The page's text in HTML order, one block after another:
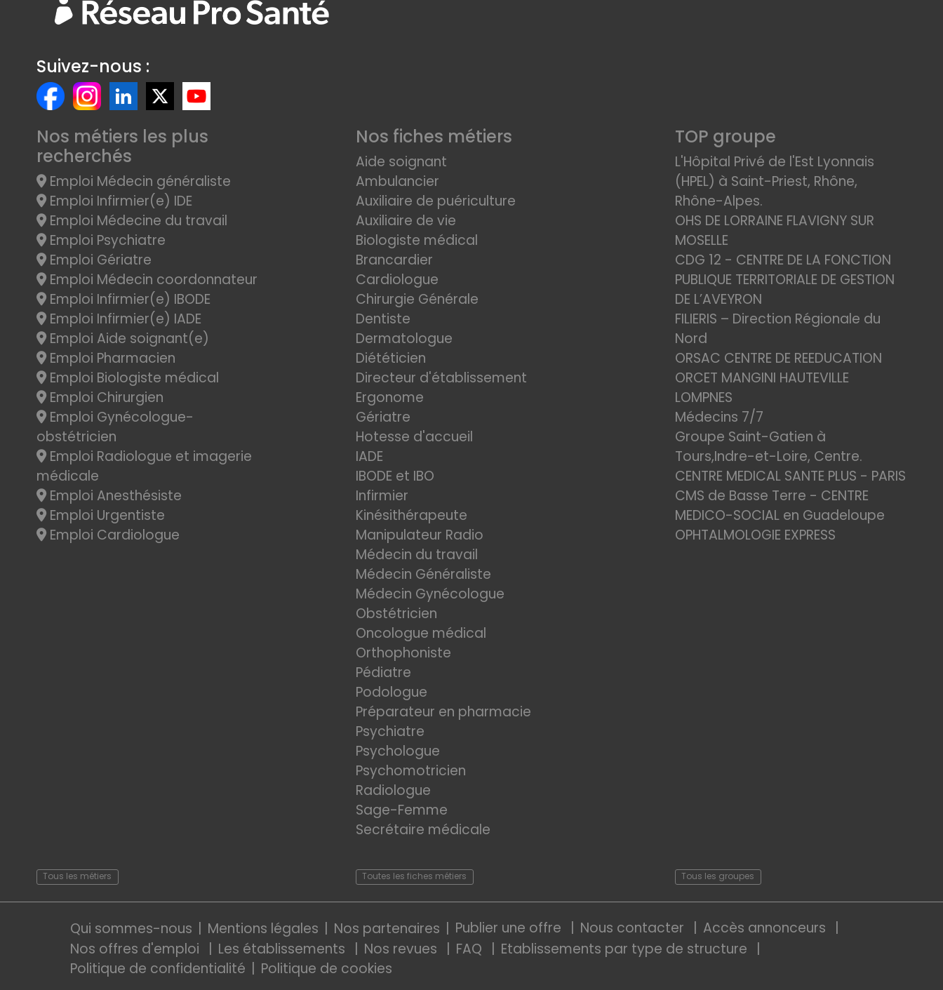
Suivez-nous :
Nos métiers les plus
recherchés
Emploi Médecin généraliste
Emploi Infirmier(e) IDE
Emploi Médecine du travail
Emploi Psychiatre
Emploi Gériatre
Emploi Médecin coordonnateur
Emploi Infirmier(e) IBODE
Emploi Infirmier(e) IADE
Emploi Aide soignant(e)
Emploi Pharmacien
Emploi Biologiste médical
Emploi Chirurgien
Emploi Gynécologue-
obstétricien
Emploi Radiologue et imagerie
médicale
Emploi Anesthésiste
Emploi Urgentiste
Emploi Cardiologue
Tous les métiers
Nos fiches métiers
Aide soignant
Ambulancier
Auxiliaire de puériculture
Auxiliaire de vie
Biologiste médical
Brancardier
Cardiologue
Chirurgie Générale
Dentiste
Dermatologue
Diététicien
Directeur d'établissement
Ergonome
Gériatre
Hotesse d'accueil
IADE
IBODE et IBO
Infirmier
Kinésithérapeute
Manipulateur Radio
Médecin du travail
Médecin Généraliste
Médecin Gynécologue
Obstétricien
Oncologue médical
Orthophoniste
Pédiatre
Podologue
Préparateur en pharmacie
Psychiatre
Psychologue
Psychomotricien
Radiologue
Sage-Femme
Secrétaire médicale
Toutes les fiches métiers
TOP groupe
L'Hôpital Privé de l'Est Lyonnais
(HPEL) à Saint-Priest, Rhône,
Rhône-Alpes.
OHS DE LORRAINE FLAVIGNY SUR
MOSELLE
CDG 12 - CENTRE DE LA FONCTION
PUBLIQUE TERRITORIALE DE GESTION
DE L’AVEYRON
FILIERIS – Direction Régionale du
Nord
ORSAC CENTRE DE REEDUCATION
ORCET MANGINI HAUTEVILLE
LOMPNES
Médecins 7/7
Groupe Saint-Gatien à
Tours,Indre-et-Loire, Centre.
CENTRE MEDICAL SANTE PLUS - PARIS
CMS de Basse Terre - CENTRE
MEDICO-SOCIAL en Guadeloupe
OPHTALMOLOGIE EXPRESS
Tous les groupes
Qui sommes-nous Mentions légales Nos partenaires Publier une offre Nous contacter
Accès annonceurs
Nos offres d'emploi
Les établissements Nos revues FAQ
Etablissements par type de structure
Politique de confidentialité
Politique de cookies